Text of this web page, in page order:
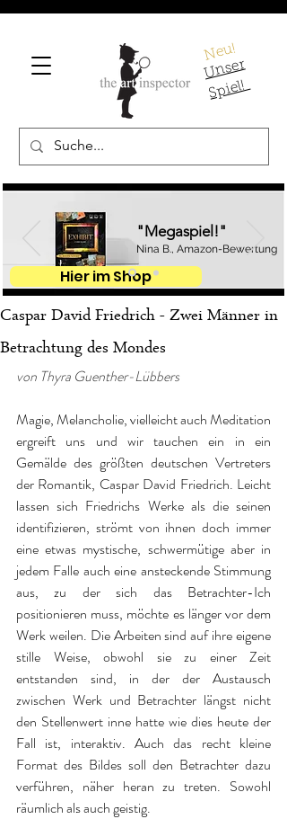
Neu!
U
ns
er
S
pi
el!
"Megaspiel!"
Nina B., Amazon-Bewertung
Hier im Shop
Caspar David Friedrich - Zwei Männer in
Betrachtung des Mondes
von Thyra Guenther-Lübbers
Magie, Melancholie, vielleicht auch Meditation
ergreift uns und wir tauchen ein in ein
Gemälde des größten deutschen Vertreters
der Romantik, Caspar David Friedrich. Leicht
lassen sich Friedrichs Werke als die seinen
identifizieren, strömt von ihnen doch immer
eine etwas mystische, schwermütige aber in
jedem Falle auch eine ansteckende Stimmung
aus, zu der sich das Betrachter-Ich
positionieren muss, möchte es länger vor dem
Werk weilen. Die Arbeiten sind auf ihre eigene
stille Weise, obwohl sie zu einer Zeit
entstanden sind, in der der Austausch
zwischen Werk und Betrachter längst nicht
den Stellenwert inne hatte wie dies heute der
Fall ist, interaktiv. Auch das recht kleine
Format des Bildes soll den Betrachter dazu
verführen, näher heran zu treten. Sowohl
räumlich als auch geistig.